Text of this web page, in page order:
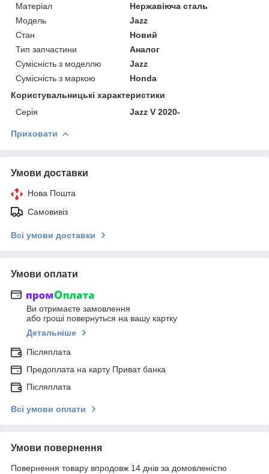
Матеріал
Нержавіюча сталь
Модель
Jazz
Стан
Новий
Тип запчастини
Аналог
Сумісність з моделлю
Jazz
Сумісність з маркою
Honda
Користувальницькі характеристики
Серія
Jazz V 2020-
Приховати
Умови доставки
Нова Пошта
Самовивіз
Всі умови доставки
Умови оплати
Ви отримаєте замовлення
або гроші повернуться на вашу картку
Детальніше
Післяплата
Предоплата на карту Приват банка
Післяплата
Всі умови оплати
Умови повернення
Повернення товару впродовж 14 днів за домовленістю